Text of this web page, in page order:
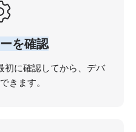
を確認
初に確認してから、デバ
きます。